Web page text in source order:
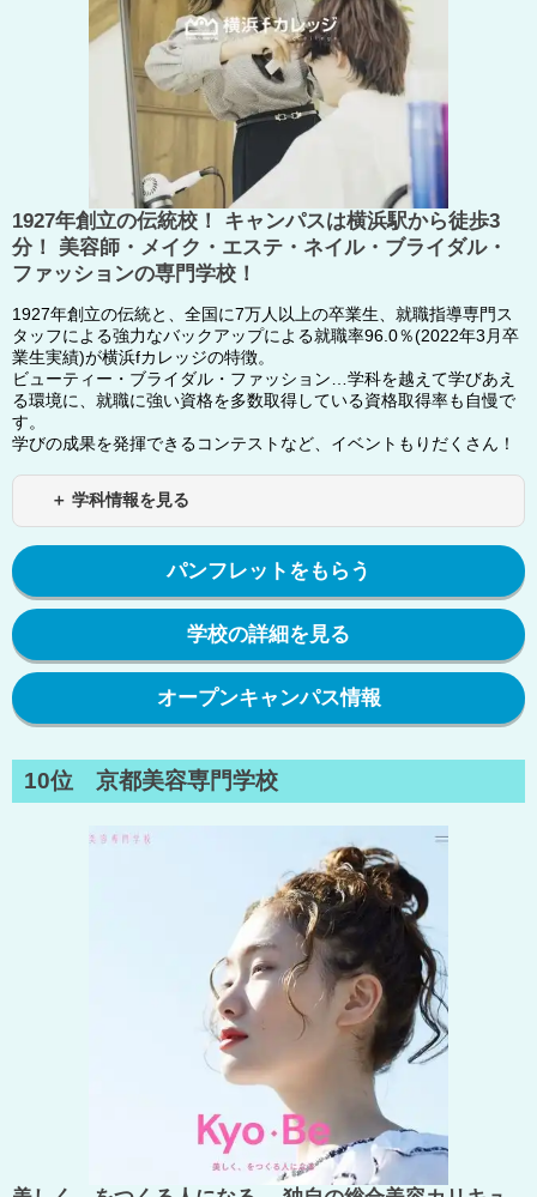
1927年創立の伝統校！ キャンパスは横浜駅から徒歩3
分！ 美容師・メイク・エステ・ネイル・ブライダル・
ファッションの専門学校！
1927年創立の伝統と、全国に7万人以上の卒業生、就職指導専門ス
タッフによる強力なバックアップによる就職率96.0％(2022年3月卒
業生実績)が横浜fカレッジの特徴。
ビューティー・ブライダル・ファッション…学科を越えて学びあえ
る環境に、就職に強い資格を多数取得している資格取得率も自慢で
す。
学びの成果を発揮できるコンテストなど、イベントもりだくさん！
＋ 学科情報を見る
パンフレットをもらう
学校の詳細を見る
オープンキャンパス情報
10位 京都美容専門学校